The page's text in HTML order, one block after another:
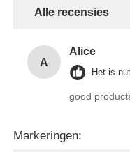
Alle recensies
A
Alice
Het is
good
Markeringen: